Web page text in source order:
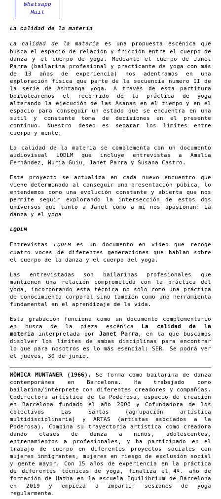
Whatsapp
Mail
La calidad de la materia
La calidad de la materia
es una propuesta escénica que
busca el espacio de relación y fricción entre el cuerpo de
danza y el cuerpo de yoga. Mediante el cuerpo de Janet
Parra (bailarina profesional y practicante de yoga con más
de 13 años de experiencia) nos adentramos en una
exploración física que parte de la secuencia numero II de
la serie de Ashtanga yoga. A través de esta partitura
boicotearemos el recorrido de la práctica de yoga
alterando la ejecución de las Asanas en el tiempo y en el
espacio para conseguir un estado que se encuentra en una
sutil y constante toma de decisiones en el presente
continuo. Nuestro deseo es separar los límites entre
cuerpo y mente.
La calidad de la materia se complementa con un documento
audiovisual LQDLM que incluye entrevistas a Amalia
Fernández, Nuria Guiu, Janet Parra y Susana Castro.
Este proyecto se actualiza en cada nuevo encuentro que
viene determinado al conseguir una presentación púbica, lo
entendemos como una evolución constante y abierta que nos
permite seguir explorando la intersección de estos dos
universos que tanto a Janet como a mí nos apasionan: La
danza y el yoga
LQDLM
Entrevistas LQDLMes un documento en vídeo que recoge
cuatro voces de diferentes generaciones que hablan sobre
el cuerpo de la danza y el cuerpo del yoga.
Las entrevistadas son bailarinas profesionales que
mantienen una relación comprometida con la práctica del
yoga, incorporando esta técnica no sólo como una práctica
de conocimiento corporal sino también como una herramienta
fundamental en el aprendizaje de la vida.
Esta grabación funciona como un documento complementario
en busca de la pieza escénica La calidad de la
materia interpretada por Janet Parra, en la que buscamos
disolver los límites de ambas disciplinas para encontrar
lo que para nosotros es lo más esencial: SER. Se podrá ver
el jueves, 30 de junio.
MÒNICA MUNTANER (1966).
Se forma como bailarina de danza
contemporánea en Barcelona. Ha trabajado como
bailarina/intérprete con diferentes creadores y compañías.
Codirectora artística de la Poderosa, espacio de creación
en Barcelona fundado el año 2000 y Cofundadora de los
colectivos Las Santas (agrupación artística
multidisciplinaria) y ARTAS (artistas asociados a la
Poderosa). Combina su trayectoria artística como creadora
dando clases de danza a niños, adolescentes,
entrenamientos a profesionales, y ha participado en el
trabajo de cuerpo en diferentes proyectos sociales con
mujeres inmigrantes, mujeres en riesgo de exclusión social
y gente mayor. Con 15 años de experiencia en la práctica
de diferentes técnicas de yoga, finaliza el 4º. año de
formación de Hatha en la escuela Equilibrium de Barcelona
en 2019 y empieza a impartir sesiones de yoga
regularmente.